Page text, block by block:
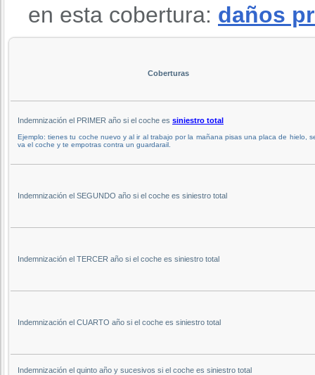
en esta cobertura: daños
Coberturas
Indemnización el PRIMER año si el coche es siniestro total
Ejemplo: tienes tu coche nuevo y al ir al trabajo por la mañana pisas una placa de hielo,
va el coche y te empotras contra un guardarail.
Indemnización el SEGUNDO año si el coche es siniestro total
Indemnización el TERCER año si el coche es siniestro total
Indemnización el CUARTO año si el coche es siniestro total
Indemnización el quinto año y sucesivos si el coche es siniestro total